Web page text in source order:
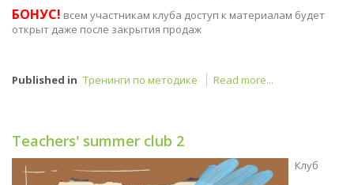
БОНУС! всем участникам клуба доступ к материалам будет
открыт даже после закрытия продаж
Published in Тренинги по методике Read more...
Teachers' summer club 2
Клуб